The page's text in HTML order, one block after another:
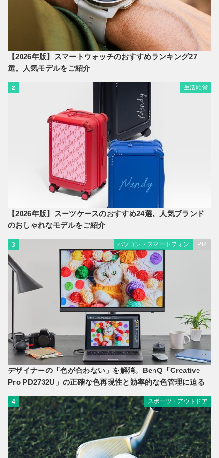
【2026年版】スマートウォッチのおすすめランキング27
選。人気モデルをご紹介
2 生活雑貨
【2026年版】スーツケースのおすすめ24選。人気ブランド
のおしゃれなモデルをご紹介
3 パソコン・スマートフォン PR
デザイナーの「色が合わない」を解消。BenQ「Creative
Pro PD2732U」の正確な色再現性と効率的な色管理に迫る
4 スポーツ・アウトドア